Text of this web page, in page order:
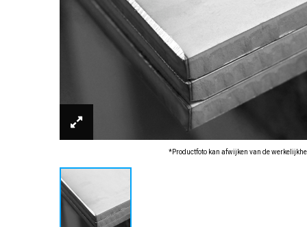
*Productfoto kan afwijken van de